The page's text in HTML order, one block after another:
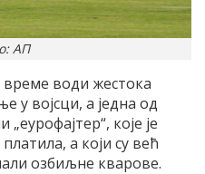
АП
време води жестока
у војсци, а једна од
које је
а који су већ
озбиљне кварове.